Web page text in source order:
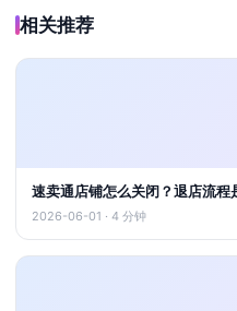
相关推荐
速卖通店铺怎么关闭？退店流程
2026-06-01 · 4 分钟